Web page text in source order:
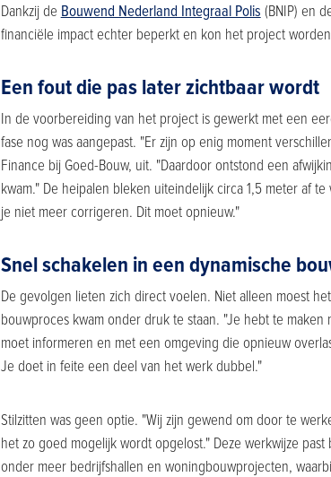
Dankzij de Bouwend Nederland Integraal Polis (BNIP) en
financiële impact echter beperkt en kon het project
Een fout die pas later zichtbaar wordt
In de voorbereiding van het project is gewerkt met een
fase nog was aangepast. "Er zijn op enig moment
Finance bij Goed-Bouw, uit. "Daardoor ontstond een
kwam." De heipalen bleken uiteindelijk circa 1,5 meter af
je niet meer corrigeren. Dit moet opnieuw."
Snel schakelen in een dynamische
De gevolgen lieten zich direct voelen. Niet alleen moest
bouwproces kwam onder druk te staan. "Je hebt te
moet informeren en met een omgeving die opnieuw
Je doet in feite een deel van het werk dubbel."
Stilzitten was geen optie. "Wij zijn gewend om door te
het zo goed mogelijk wordt opgelost." Deze werkwijze
onder meer bedrijfshallen en woningbouwprojecten,